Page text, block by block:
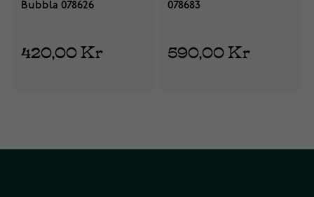
Bubbla 078626
420,00 Kr
078683
590,00 Kr